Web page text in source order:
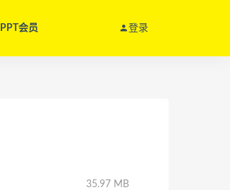
PPT会员 登录
35.97 MB